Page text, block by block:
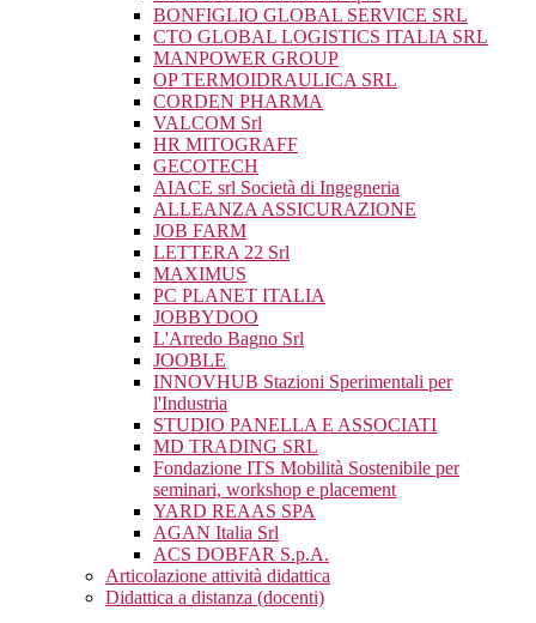
BONFIGLIO GLOBAL SERVICE SRL
CTO GLOBAL LOGISTICS ITALIA SRL
MANPOWER GROUP
OP TERMOIDRAULICA SRL
CORDEN PHARMA
VALCOM Srl
HR MITOGRAFF
GECOTECH
AIACE srl Società di Ingegneria
ALLEANZA ASSICURAZIONE
JOB FARM
LETTERA 22 Srl
MAXIMUS
PC PLANET ITALIA
JOBBYDOO
L'Arredo Bagno Srl
JOOBLE
INNOVHUB Stazioni Sperimentali per
l'Industria
STUDIO PANELLA E ASSOCIATI
MD TRADING SRL
Fondazione ITS Mobilità Sostenibile per
seminari, workshop e placement
YARD REAAS SPA
AGAN Italia Srl
ACS DOBFAR S.p.A.
Articolazione attività didattica
Didattica a distanza (docenti)